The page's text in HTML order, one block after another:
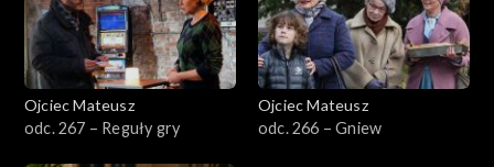
Sezon 16
Sezon 15
Ojciec Mateusz
odc. 267 – Reguły gry
Ojciec Mateusz
odc. 266 – Gniew